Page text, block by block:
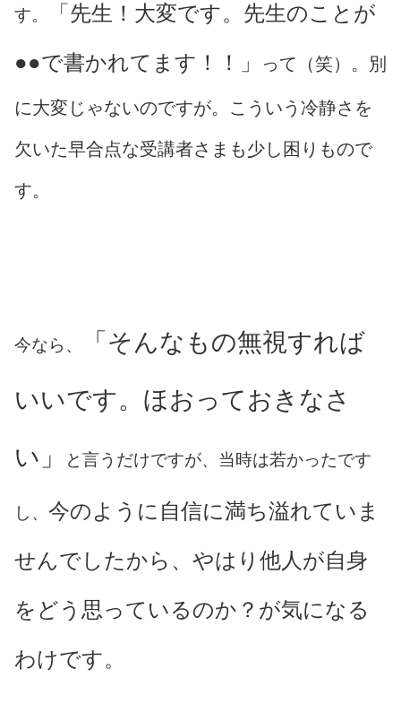
す。 「先生！大変です。先生のことが
●●で書かれてます！！」 って（笑）。別
に大変じゃないのですが。こういう冷静さを
欠いた早合点な受講者さまも少し困りもので
す。
今なら、 「そんなもの無視すれば
いいです。ほおっておきなさ
い」 と言うだけですが、当時は若かったです
し、 今のように自信に満ち溢れていま
せんでしたから、やはり他人が自身
をどう思っているのか？が気になる
わけです。